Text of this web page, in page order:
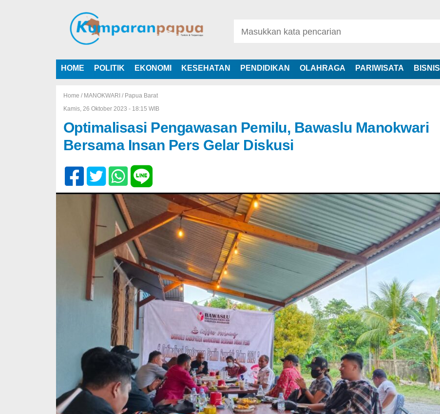
HOME POLITIK EKONOMI KESEHATAN PENDIDIKAN OLAHRAGA PARIWISATA BISNIS
Home / MANOKWARI / Papua Barat
Kamis, 26 Oktober 2023 - 18:15 WIB
Optimalisasi Pengawasan Pemilu, Bawaslu Manokwari
Bersama Insan Pers Gelar Diskusi